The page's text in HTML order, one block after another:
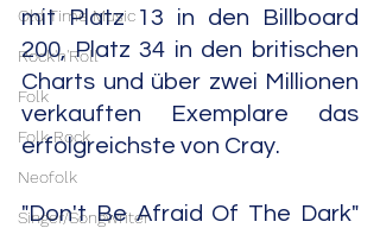
Old Time Music
Rock'n'Roll
Folk
Folk Rock
Neofolk
Singer/Songwriter
mit Platz 13 in den Billboard
200, Platz 34 in den britischen
Charts und über zwei Millionen
verkauften Exemplare das
erfolgreichste von Cray.
"Don't Be Afraid Of The Dark"